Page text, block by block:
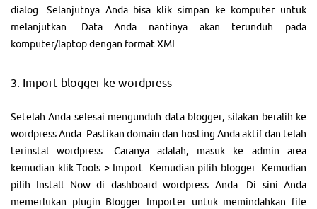
dialog. Selanjutnya Anda bisa klik simpan ke komputer untuk
melanjutkan. Data Anda nantinya akan terunduh pada
komputer/laptop dengan format XML.
3. Import blogger ke wordpress
Setelah Anda selesai mengunduh data blogger, silakan beralih ke
wordpress Anda. Pastikan domain dan hosting Anda aktif dan telah
terinstal wordpress. Caranya adalah, masuk ke admin area
kemudian klik Tools > Import. Kemudian pilih blogger. Kemudian
pilih Install Now di dashboard wordpress Anda. Di sini Anda
memerlukan plugin Blogger Importer untuk memindahkan file